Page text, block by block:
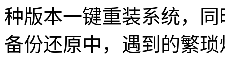
种版本一键重装系统，
备份还原中，遇到的繁